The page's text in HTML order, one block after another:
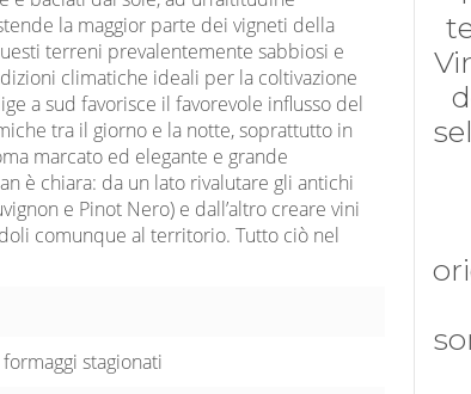
la maggior parte dei vigneti della
terreni prevalentemente sabbiosi e
climatiche ideali per la coltivazione
a sud favorisce il favorevole influsso del
tra il giorno e la notte, soprattutto in
marcato ed elegante e grande
è chiara: da un lato rivalutare gli antichi
e Pinot Nero) e dall’altro creare vini
comunque al territorio. Tutto ciò nel
stagionati